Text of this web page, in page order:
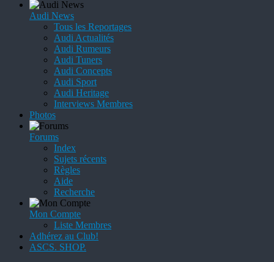
Audi News
Tous les Reportages
Audi Actualités
Audi Rumeurs
Audi Tuners
Audi Concepts
Audi Sport
Audi Heritage
Interviews Membres
Photos
Forums
Index
Sujets récents
Règles
Aide
Recherche
Mon Compte
Liste Membres
Adhérez au Club!
ASCS. SHOP.